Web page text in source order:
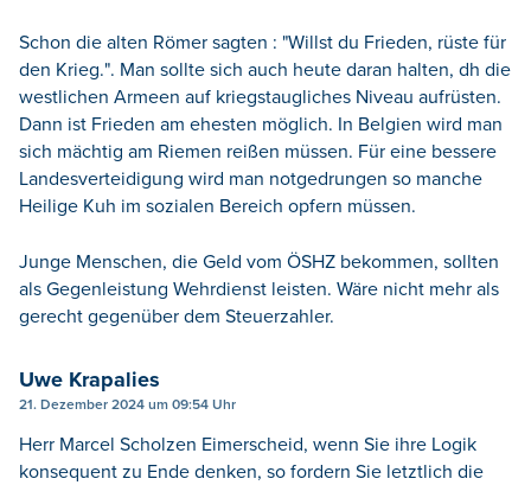
Schon die alten Römer sagten : "Willst du Frieden, rüste für
den Krieg.". Man sollte sich auch heute daran halten, dh die
westlichen Armeen auf kriegstaugliches Niveau aufrüsten.
Dann ist Frieden am ehesten möglich. In Belgien wird man
sich mächtig am Riemen reißen müssen. Für eine bessere
Landesverteidigung wird man notgedrungen so manche
Heilige Kuh im sozialen Bereich opfern müssen.
Junge Menschen, die Geld vom ÖSHZ bekommen, sollten
als Gegenleistung Wehrdienst leisten. Wäre nicht mehr als
gerecht gegenüber dem Steuerzahler.
Uwe Krapalies
21. Dezember 2024 um 09:54 Uhr
Herr Marcel Scholzen Eimerscheid, wenn Sie ihre Logik
konsequent zu Ende denken, so fordern Sie letztlich die